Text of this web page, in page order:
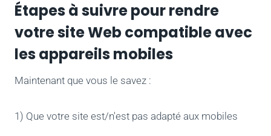
Étapes à suivre pour rendre
votre site Web compatible avec
les appareils mobiles
Maintenant que vous le savez :
1) Que votre site est/n'est pas adapté aux mobiles